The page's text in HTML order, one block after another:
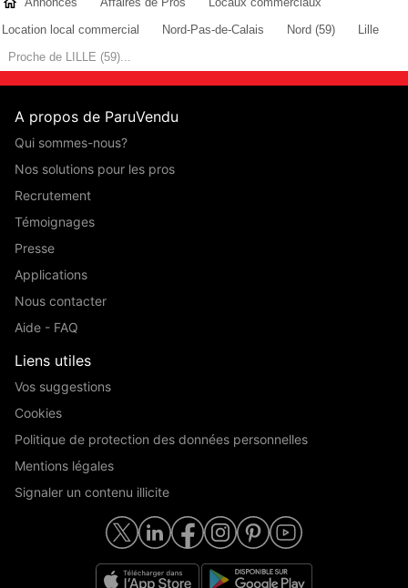
Location local commercial
Nord-Pas-de-Calais Nord (59)
Lille
Proche de LILLE (59)...
A propos de ParuVendu
Qui sommes-nous?
Nos solutions pour les pros
Recrutement
Témoignages
Presse
Applications
Nous contacter
Aide - FAQ
Liens utiles
Vos suggestions
Cookies
Politique de protection des données personnelles
Mentions légales
Signaler un contenu illicite